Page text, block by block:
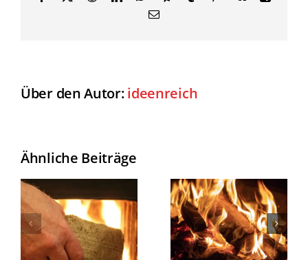
E-
Über den Autor:ideenreich
Ähnliche Beiträge
Schneller
anheizen
Ökologische
Anzünder